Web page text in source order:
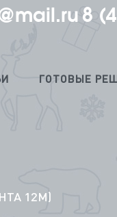
8
ГОТОВЫЕ
12М)
*